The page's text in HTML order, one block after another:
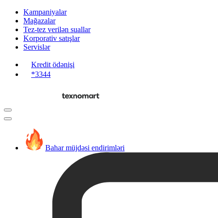
Kampaniyalar
Mağazalar
Tez-tez verilən suallar
Korporativ satışlar
Servislər
Kredit ödənişi
*3344
Bahar müjdəsi endirimləri